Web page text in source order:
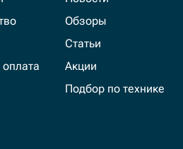
Обзоры
Статьи
Акции
Подбор по технике